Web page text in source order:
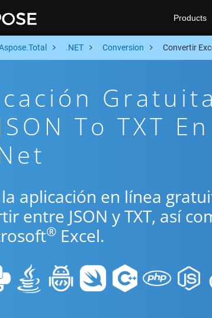
Products
.NET Conversion Convertir
To TXT
aplicación en línea
entre JSON y TXT, así
® Excel.